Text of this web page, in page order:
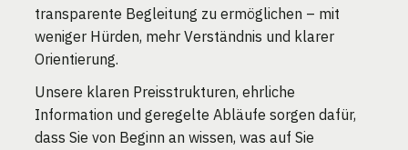
transparente Begleitung zu ermöglichen – mit
weniger Hürden, mehr Verständnis und klarer
Orientierung.
Unsere klaren Preisstrukturen, ehrliche
Information und geregelte Abläufe sorgen dafür,
dass Sie von Beginn an wissen, was auf Sie